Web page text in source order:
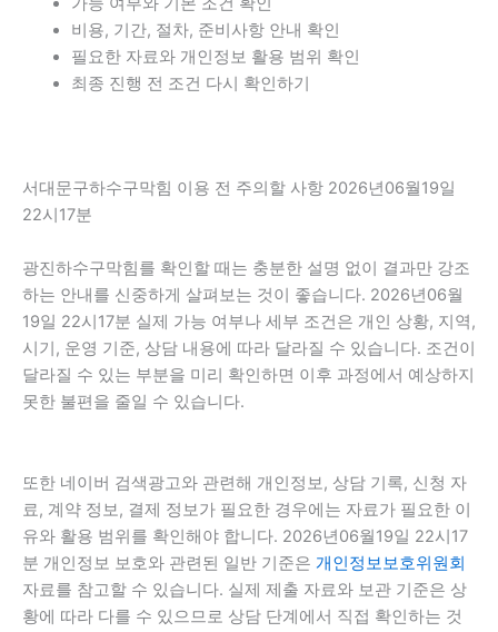
비용, 기간, 절차, 준비사항 안내 확인
필요한 자료와 개인정보 활용 범위 확인
최종 진행 전 조건 다시 확인하기
서대문구하수구막힘 이용 전 주의할 사항 2026년06월19일
22시17분
광진하수구막힘를 확인할 때는 충분한 설명 없이 결과만 강조
하는 안내를 신중하게 살펴보는 것이 좋습니다. 2026년06월
19일 22시17분 실제 가능 여부나 세부 조건은 개인 상황, 지역,
시기, 운영 기준, 상담 내용에 따라 달라질 수 있습니다. 조건이
달라질 수 있는 부분을 미리 확인하면 이후 과정에서 예상하지
못한 불편을 줄일 수 있습니다.
또한 네이버 검색광고와 관련해 개인정보, 상담 기록, 신청 자
료, 계약 정보, 결제 정보가 필요한 경우에는 자료가 필요한 이
유와 활용 범위를 확인해야 합니다. 2026년06월19일 22시17
분 개인정보 보호와 관련된 일반 기준은 개인정보보호위원회
자료를 참고할 수 있습니다. 실제 제출 자료와 보관 기준은 상
황에 따라 다를 수 있으므로 상담 단계에서 직접 확인하는 것